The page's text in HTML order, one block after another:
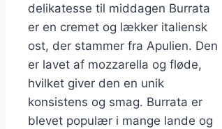
delikatesse til middagen Burrata
er en cremet og lækker italiensk
ost, der stammer fra Apulien. Den
er lavet af mozzarella og fløde,
hvilket giver den en unik
konsistens og smag. Burrata er
blevet populær i mange lande og